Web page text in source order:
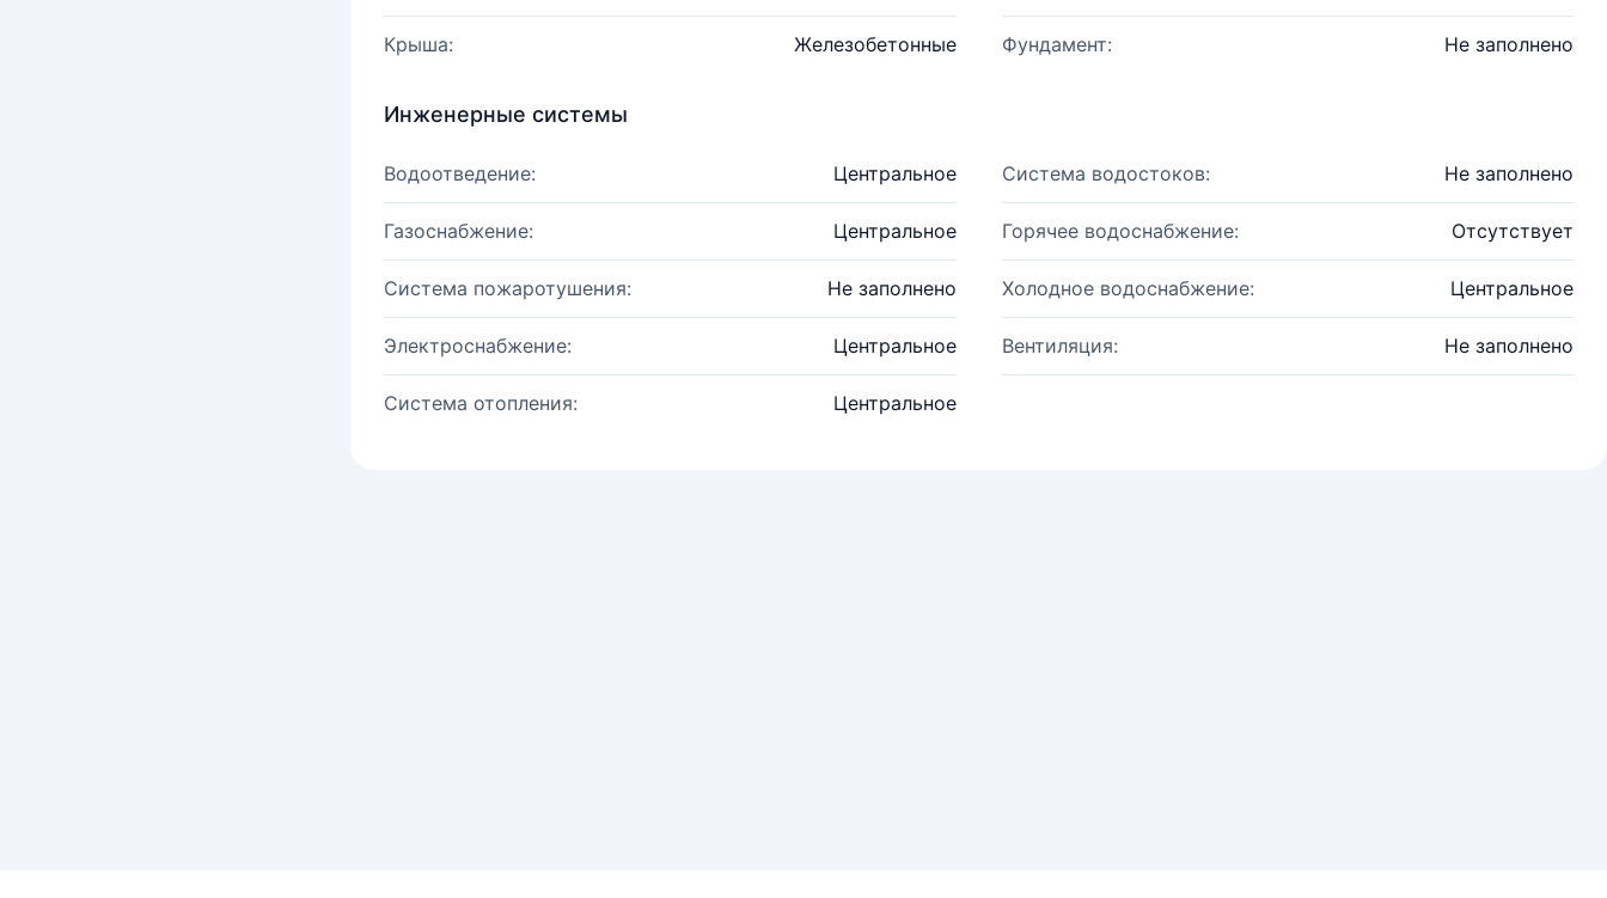
Крыша: Железобетонные Фундамент: Не заполнено
Инженерные системы
Водоотведение: Центральное Система водостоков: Не заполнено
Газоснабжение: Центральное Горячее водоснабжение: Отсутствует
Система пожаротушения: Не заполнено Холодное водоснабжение: Центральное
Электроснабжение: Центральное Вентиляция: Не заполнено
Система отопления: Центральное